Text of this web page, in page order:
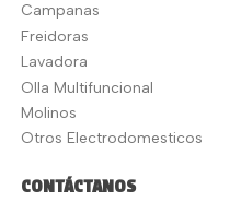
Campanas
Freidoras
Lavadora
Olla Multifuncional
Molinos
Otros Electrodomesticos
CONTÁCTANOS